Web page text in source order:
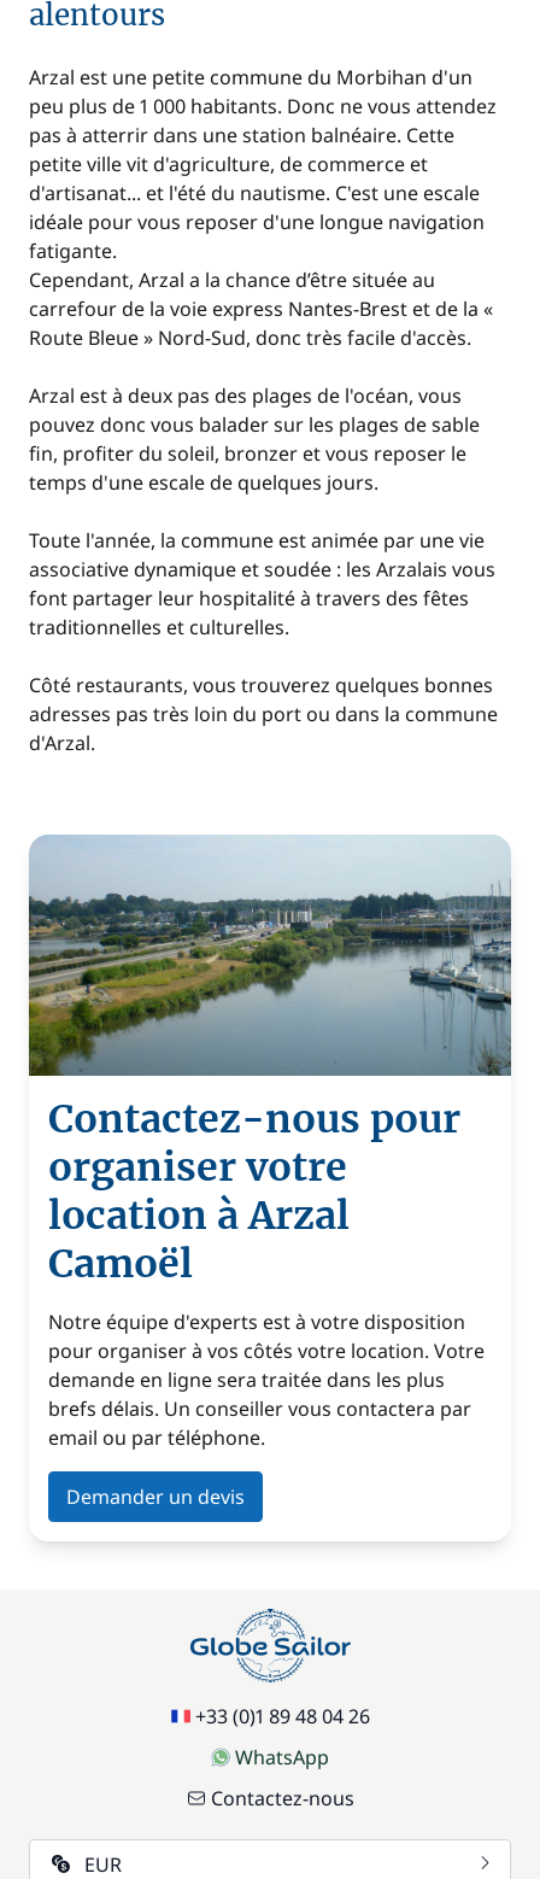
alentours
Arzal est une petite commune du Morbihan d'un
peu plus de 1 000 habitants. Donc ne vous attendez
pas à atterrir dans une station balnéaire. Cette
petite ville vit d'agriculture, de commerce et
d'artisanat... et l'été du nautisme. C'est une escale
idéale pour vous reposer d'une longue navigation
fatigante.
Cependant, Arzal a la chance d’être située au
carrefour de la voie express Nantes-Brest et de la «
Route Bleue » Nord-Sud, donc très facile d'accès.
Arzal est à deux pas des plages de l'océan, vous
pouvez donc vous balader sur les plages de sable
fin, profiter du soleil, bronzer et vous reposer le
temps d'une escale de quelques jours.
Toute l'année, la commune est animée par une vie
associative dynamique et soudée : les Arzalais vous
font partager leur hospitalité à travers des fêtes
traditionnelles et culturelles.
Côté restaurants, vous trouverez quelques bonnes
adresses pas très loin du port ou dans la commune
d'Arzal.
Contactez-nous pour
organiser votre
location à Arzal
Camoël
Notre équipe d'experts est à votre disposition
pour organiser à vos côtés votre location. Votre
demande en ligne sera traitée dans les plus
brefs délais. Un conseiller vous contactera par
email ou par téléphone.
Demander un devis
+33 (0)1 89 48 04 26
WhatsApp
Contactez-nous
EUR